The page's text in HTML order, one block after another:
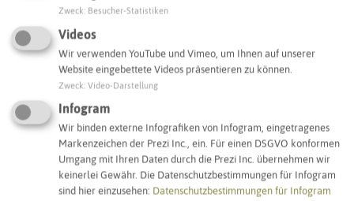
Adresse:
Sirene Jahnstraße
Jahnstraße
45721 Haltern am See
Interaktive Karte
Zweck Besucher-Statistiken
Videos
Wir verwenden YouTube und Vimeo, um Ihnen auf unserer
Website eingebettete Videos präsentieren zu können.
Zweck Video-Darstellung
Infogram
Wir binden externe Infografiken von Infogram, eingetragenes
Markenzeichen der Prezi Inc., ein. Für einen DSGVO konformen
Umgang mit Ihren Daten durch die Prezi Inc. übernehmen wir
keinerlei Gewähr. Die Datenschutzbestimmungen für Infogram
sind hier einzusehen: Datenschutzbestimmungen für Infogram